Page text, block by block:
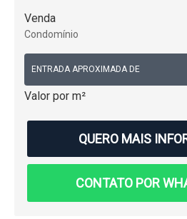
Venda
Condomínio
ENTRADA APROXIMADA DE
Valor por m²
QUERO MAIS
CONTATO POR